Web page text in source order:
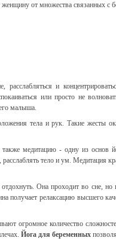
от множества связанных с
расслабляться и
или просто не
малыша.
тела и рук. Такие жесты
медитацию - одну из основ
расслаблять тело и ум. Медитация
Она проходит во сне,
получает релаксацию высшего
огромное количество
Йога для беременных